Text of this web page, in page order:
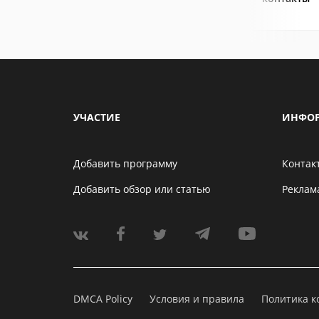
УЧАСТИЕ
Добавить программу
Добавить обзор или статью
DMCA Policy Условия и правила Политика